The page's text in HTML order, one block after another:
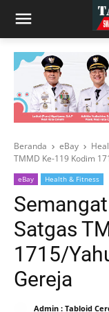
Beranda eBay
TMMD Ke-119 Kodim
eBay Health & Fitness
Satgas
1715/
Gereja
Admin : Tabloid